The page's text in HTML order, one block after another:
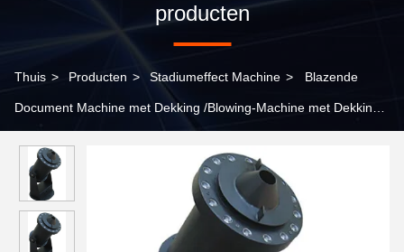
producten
Thuis > Producten > Stadiumeffect Machine > Blazende
Document Machine met Dekking /Blowing-Machine met Dekking /